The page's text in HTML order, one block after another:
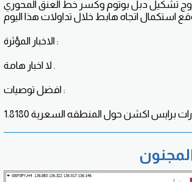
الاثنين 130 نقطه واستطاع الزوج تشكيل دبل بوتوم وكسر خط العنق المحوري
الاخبار المؤثرة :
لا اخبار هامة .
افضل توصيات :
برايس اكشن حول المنطقه السعرية 1.8180